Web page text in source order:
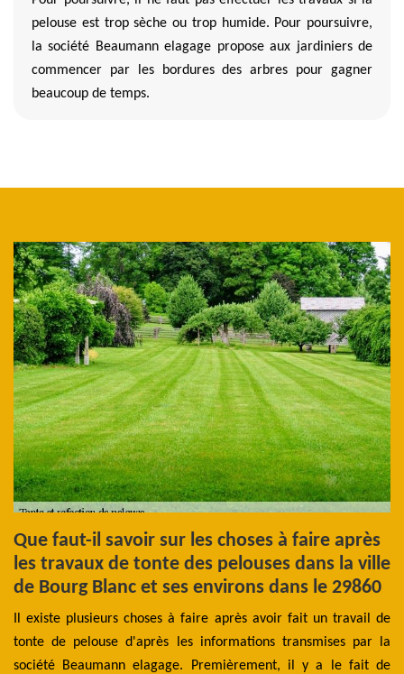
pelouse est trop sèche ou trop humide. Pour poursuivre,
la société Beaumann elagage propose aux jardiniers de
commencer par les bordures des arbres pour gagner
beaucoup de temps.
Que faut-il savoir sur les choses à faire après
les travaux de tonte des pelouses dans la ville
de Bourg Blanc et ses environs dans le 29860
Il existe plusieurs choses à faire après avoir fait un travail de
tonte de pelouse d'après les informations transmises par la
société Beaumann elagage. Premièrement, il y a le fait de